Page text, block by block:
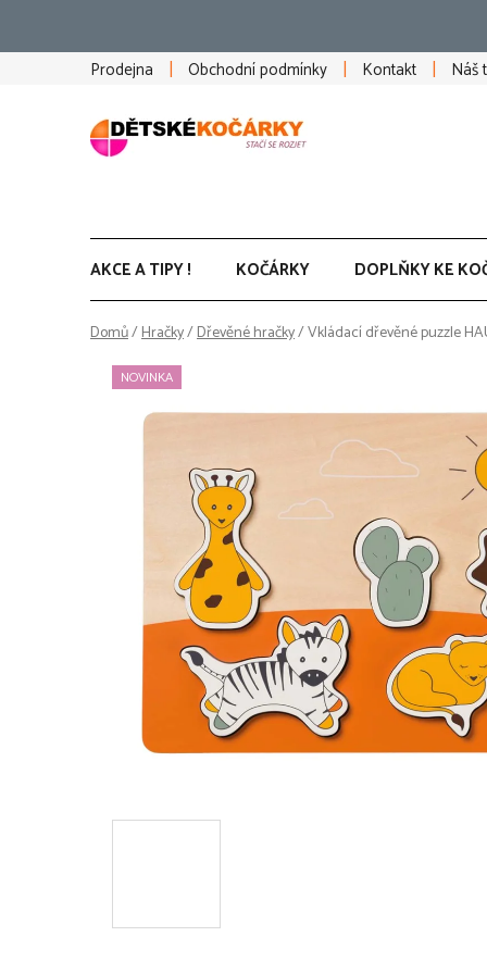
obsah
Prodejna
Obchodní podmínky Kontakt Náš
AKCE A TIPY ! KOČÁRKY DOPLŇKY KE
Domů/Hračky/Dřevěné hračky/Vkládací dřevěné puzzle
NOVINKA